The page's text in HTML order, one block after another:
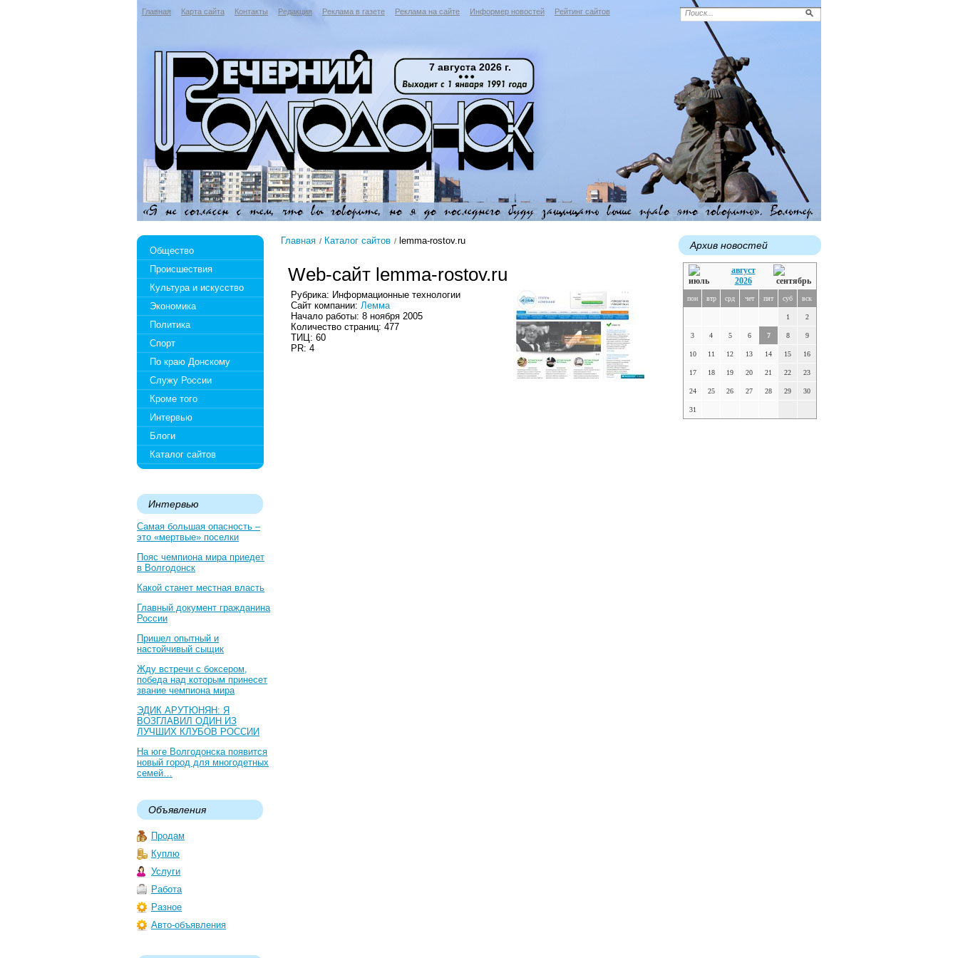
Главная Карта сайта Контакты Редакция Реклама в газете Реклама на сайте Информер новостей Рейтинг сайтов
7 августа 2026 г.
Общество
Происшествия
Культура и искусство
Экономика
Политика
Спорт
По краю Донскому
Служу России
Кроме того
Интервью
Блоги
Каталог сайтов
Интервью
Самая большая опасность –
это «мертвые» поселки
Пояс чемпиона мира приедет
в Волгодонск
Какой станет местная власть
Главный документ гражданина
России
Пришел опытный и
настойчивый сыщик
Жду встречи с боксером,
победа над которым принесет
звание чемпиона мира
ЭДИК АРУТЮНЯН: Я
ВОЗГЛАВИЛ ОДИН ИЗ
ЛУЧШИХ КЛУБОВ РОССИИ
На юге Волгодонска появится
новый город для многодетных
семей…
Объявления
Продам
Куплю
Услуги
Работа
Разное
Авто-объявления
Главная Каталог сайтов lemma-rostov.ru
Web-сайт lemma-rostov.ru
Рубрика: Информационные технологии
Сайт компании: Лемма
Начало работы: 8 ноября 2005
Количество страниц: 477
ТИЦ: 60
PR: 4
Архив новостей
август
2026
пон втр срд чет пят суб вск
1 2
3 4 5 6 7 8 9
10 11 12 13 14 15 16
17 18 19 20 21 22 23
24 25 26 27 28 29 30
31